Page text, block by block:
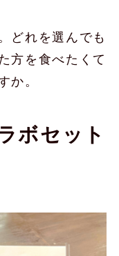
どれを選んでも
方を食べたくて
か。
ボセット